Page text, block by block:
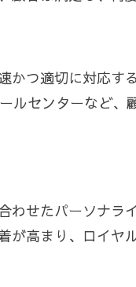
つ適切に対応す
ルセンターなど
わせたパーソナラ
高まり、ロイヤ